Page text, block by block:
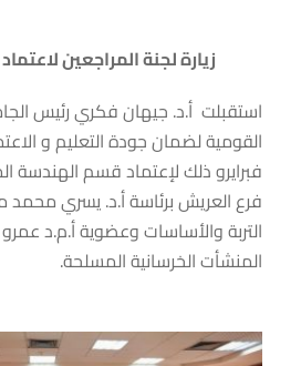
زيارة لجنة المراجعين
استقبلت أ.د. جيهان فكري رئيس
فبرايرو ذلك لإعتماد قسم الهندسة
فرع العريش برئاسة أ.د. يسري
التربة والأساسات وعضوية أ.م.د
المنشأت الخرسانية المسلحة.